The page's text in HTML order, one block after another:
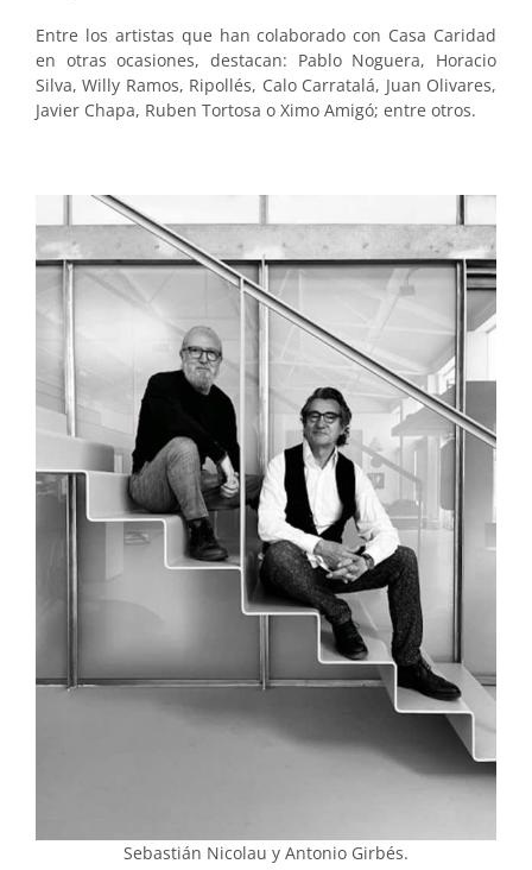
Entre los artistas que han colaborado con Casa Caridad
en otras ocasiones, destacan: Pablo Noguera, Horacio
Silva, Willy Ramos, Ripollés, Calo Carratalá, Juan Olivares,
Javier Chapa, Ruben Tortosa o Ximo Amigó; entre otros.
Sebastián Nicolau y Antonio Girbés.